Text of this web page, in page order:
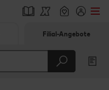
Filial-Angebote